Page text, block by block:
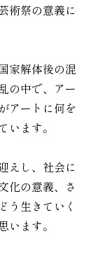
術祭の意義に
家解体後の混
の中で、アー
アートに何を
ます。
えし、社会に
化の意義、さ
う生きていく
ます。